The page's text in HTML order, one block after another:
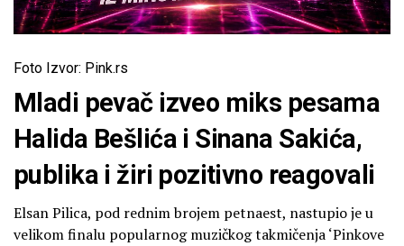
Foto Izvor: Pink.rs
Mladi pevač izveo miks pesama
Halida Bešlića i Sinana Sakića,
publika i žiri pozitivno reagovali
Elsan Pilica, pod rednim brojem petnaest, nastupio je u
velikom finalu popularnog muzičkog takmičenja ‘Pinkove